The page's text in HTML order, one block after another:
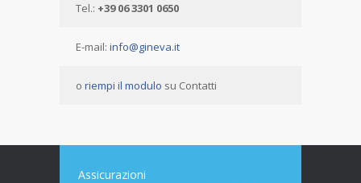
Tel.: +39 06 3301 0650
E-mail: info@gineva.it
o riempi il modulo su Contatti
Assicurazioni